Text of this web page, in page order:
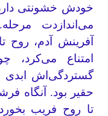
خودش خشونتی
می‌اندازدت
آفرینش آدم، روح
امتناع
گستردگی‌اش ابدی
حقیر بود. آنگاه
تا روح فریب